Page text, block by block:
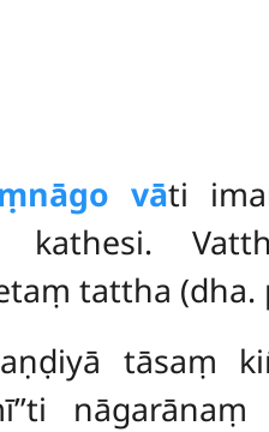
nāgo vāti
kathesi.
tattha (dha.
tāsaṃ